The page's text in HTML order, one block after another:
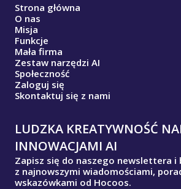
Strona główna
O nas
Misja
Funkcje
Mała firma
Zestaw narzędzi AI
Społeczność
Zaloguj się
Skontaktuj się z nami
LUDZKA KREATYWNOŚĆ
INNOWACJAMI AI
Zapisz się do naszego newslettera i
z najnowszymi wiadomościami,
wskazówkami od Hocoos.